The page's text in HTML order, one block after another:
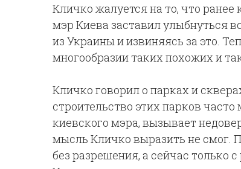
Кличко жалуется на то, что ранее
мэр Киева заставил улыбнуться
из Украины и извиняясь за это.
многообразии таких похожих и
Кличко говорил о парках и
строительство этих парков
киевского мэра, вызывает
мысль Кличко выразить не смог.
без разрешения, а сейчас только